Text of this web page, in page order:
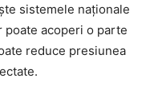
sistemele naționale
acoperi o parte
reduce presiunea